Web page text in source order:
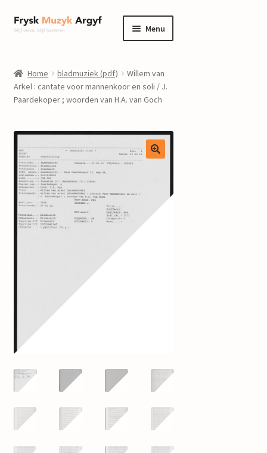
Ga
door
navigatie
Ga
naar
inhoud
Menu
informatie
Submenu
uitvouwen
uitvouwen
Componisten
nieuws
events
Home bladmuziek (pdf)
Willem van
Arkel : cantate voor mannenkoor en soli / J.
Paardekoper ; woorden van H.A. van Goch